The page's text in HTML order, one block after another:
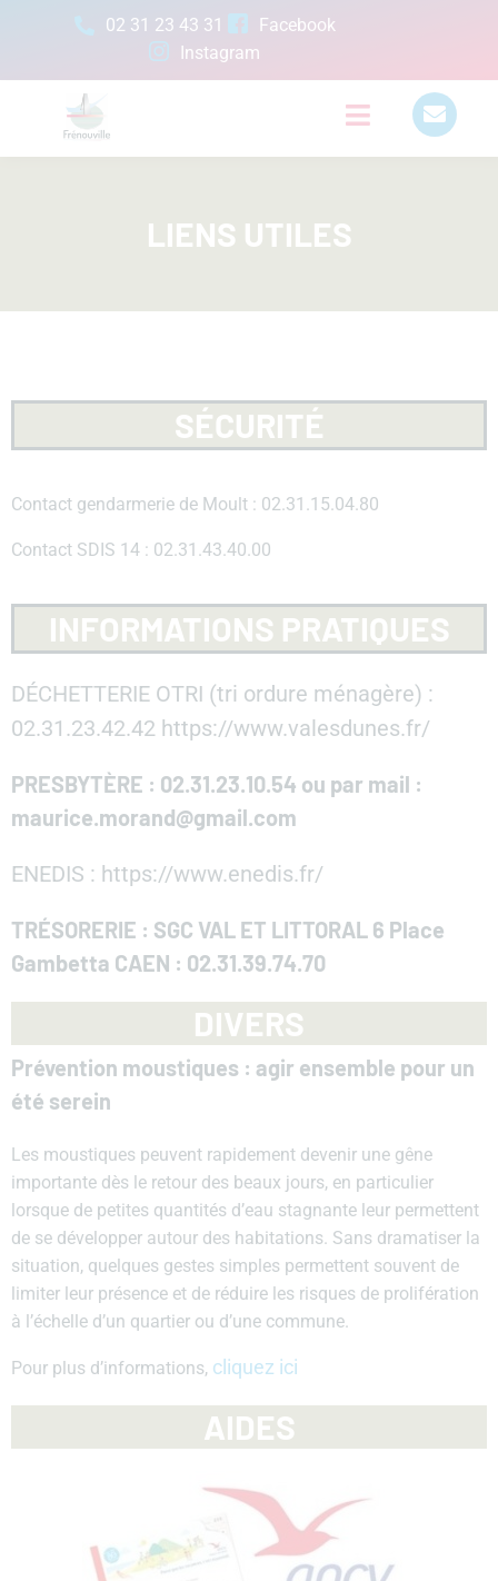
02 31 23 43 31
Facebook
Instagram
LIENS UTILES
SÉCURITÉ
Contact gendarmerie de Moult : 02.31.15.04.80
Contact SDIS 14 : 02.31.43.40.00
INFORMATIONS PRATIQUES
DÉCHETTERIE OTRI (tri ordure ménagère) :
02.31.23.42.42 https://www.valesdunes.fr/
PRESBYTÈRE : 02.31.23.10.54 ou par mail :
maurice.morand@gmail.com
ENEDIS : https://www.enedis.fr/
TRÉSORERIE : SGC VAL ET LITTORAL 6 Place
Gambetta CAEN : 02.31.39.74.70
DIVERS
Prévention moustiques : agir ensemble pour un
été serein
Les moustiques peuvent rapidement devenir une gêne
importante dès le retour des beaux jours, en particulier
lorsque de petites quantités d’eau stagnante leur permettent
de se développer autour des habitations. Sans dramatiser la
situation, quelques gestes simples permettent souvent de
limiter leur présence et de réduire les risques de prolifération
à l’échelle d’un quartier ou d’une commune.
Pour plus d’informations, cliquez ici
AIDES